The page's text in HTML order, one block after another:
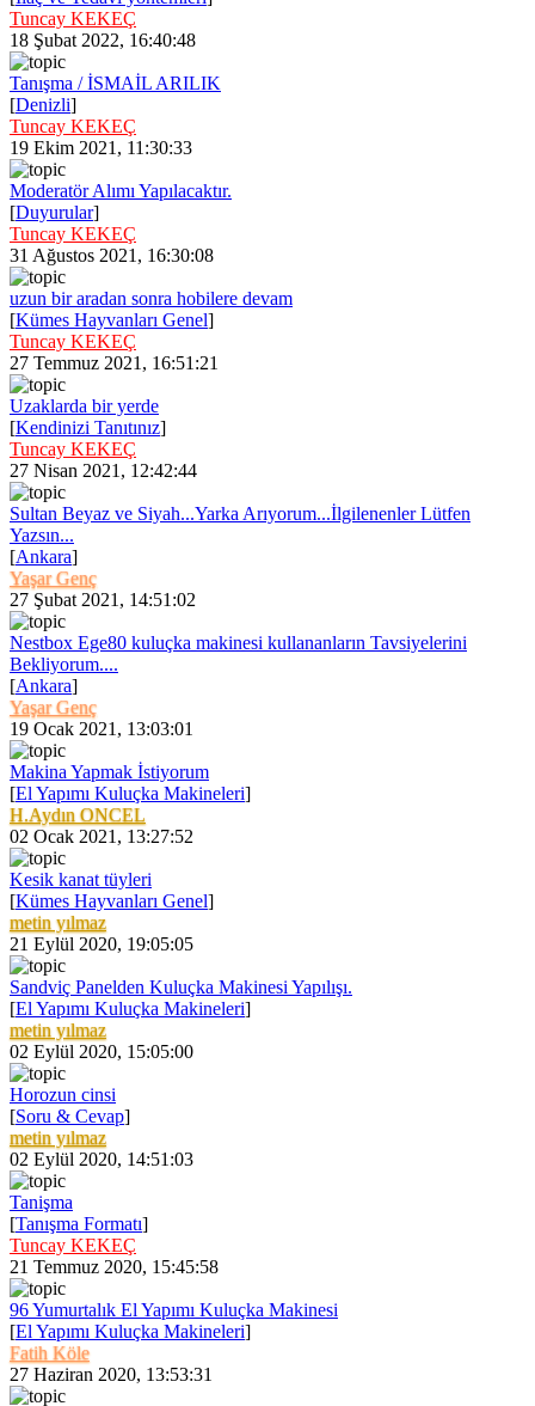
Tuncay KEKEÇ
18 Şubat 2022, 16:40:48
Tanışma / İSMAİL ARILIK
[Denizli]
Tuncay KEKEÇ
19 Ekim 2021, 11:30:33
Moderatör Alımı Yapılacaktır.
[Duyurular]
Tuncay KEKEÇ
31 Ağustos 2021, 16:30:08
uzun bir aradan sonra hobilere devam
[Kümes Hayvanları Genel]
Tuncay KEKEÇ
27 Temmuz 2021, 16:51:21
Uzaklarda bir yerde
[Kendinizi Tanıtınız]
Tuncay KEKEÇ
27 Nisan 2021, 12:42:44
Sultan Beyaz ve Siyah...Yarka Arıyorum...İlgilenenler Lütfen
Yazsın...
[Ankara]
Yaşar Genç
27 Şubat 2021, 14:51:02
Nestbox Ege80 kuluçka makinesi kullananların Tavsiyelerini
Bekliyorum....
[Ankara]
Yaşar Genç
19 Ocak 2021, 13:03:01
Makina Yapmak İstiyorum
[El Yapımı Kuluçka Makineleri]
H.Aydın ONCEL
02 Ocak 2021, 13:27:52
Kesik kanat tüyleri
[Kümes Hayvanları Genel]
metin yılmaz
21 Eylül 2020, 19:05:05
Sandviç Panelden Kuluçka Makinesi Yapılışı.
[El Yapımı Kuluçka Makineleri]
metin yılmaz
02 Eylül 2020, 15:05:00
Horozun cinsi
[Soru & Cevap]
metin yılmaz
02 Eylül 2020, 14:51:03
Tanişma
[Tanışma Formatı]
Tuncay KEKEÇ
21 Temmuz 2020, 15:45:58
96 Yumurtalık El Yapımı Kuluçka Makinesi
[El Yapımı Kuluçka Makineleri]
Fatih Köle
27 Haziran 2020, 13:53:31